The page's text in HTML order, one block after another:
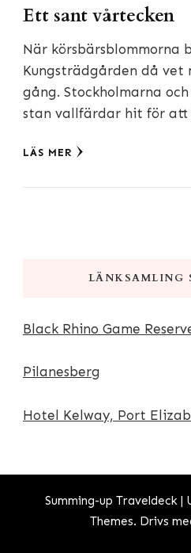
Ett sant vårtecken
När körsbärsblommorna
Kungsträdgården då vet
gång. Stockholmarna
stan vallfärdar hit för
LÄS MER
LÄNKSAMLING
Black Rhino Game
Pilanesberg
Hotel Kelway, Port
Summing-up Traveldeck |
Themes. Drivs